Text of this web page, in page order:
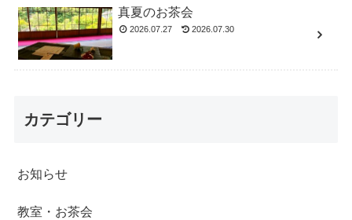
真夏のお茶会
2026.07.27 2026.07.30
カテゴリー
お知らせ
教室・お茶会